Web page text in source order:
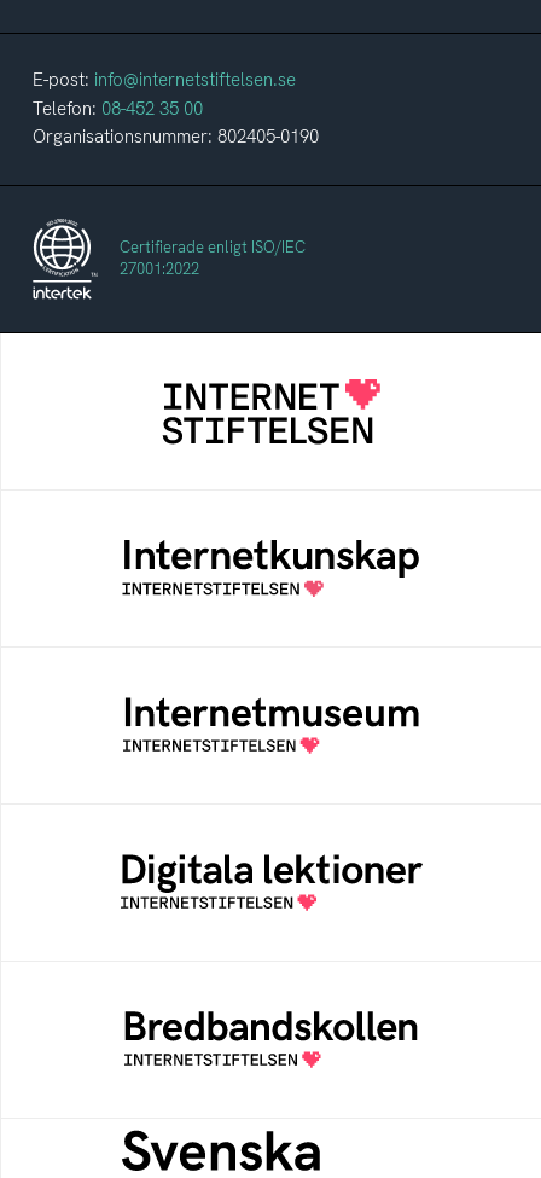
E-post: info@internetstiftelsen.se
Telefon: 08-452 35 00
Organisationsnummer: 802405-0190
Certifierade enligt ISO/IEC
27001:2022
Internetstiftelsen verkar för ett internet som
bidrar positivt till människan och samhället
Samlad kunskap som hjälper dig att bli en
säker och medveten internetanvändare
Ett digitalt museum som byggts, och kureras
av Internetstiftelsen
Öppen digital lärresurs med färdiga lektioner
för alla stadier i grundskolan
Bredbandskollen är ett oberoende
konsumentverktyg som drivs av
Internetstiftelsen
Svenska federationer